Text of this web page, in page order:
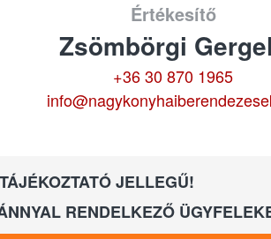
Értékesítő
Zsömbörgi
+36 30 870 1965
JELLEGŰ!
RENDELKEZŐ